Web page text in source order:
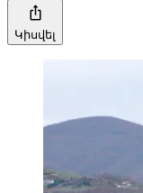
Կիսվել